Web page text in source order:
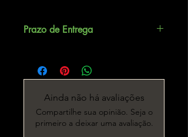
Prazo de Entrega
Ainda não há avaliações
Compartilhe sua opinião. Seja o
primeiro a deixar uma avaliação.